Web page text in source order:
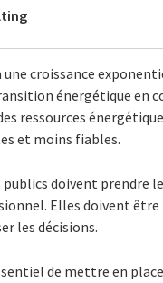
croissance
énergétique en
ressources
et moins fiables.
doivent prendre
Elles doivent
les décisions.
de mettre en